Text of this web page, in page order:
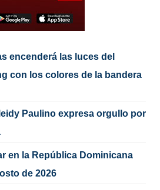
encenderá las luces del
con los colores de la bandera
Paulino expresa orgullo por
en la República Dominicana
de 2026